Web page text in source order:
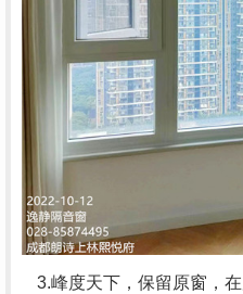
3.峰度天下， 保留原窗，